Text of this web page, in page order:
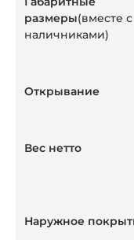
размеры(вместе с
наличниками)
Открывание
Вес нетто
Наружное